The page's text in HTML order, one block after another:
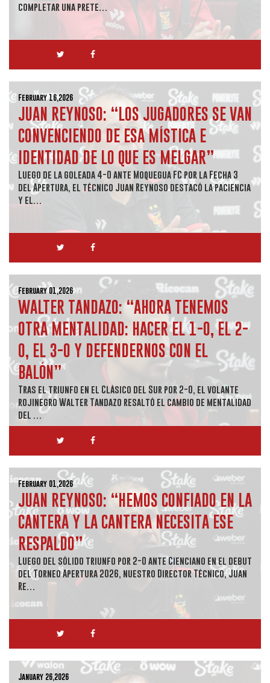
completar una prete…
February 16,2026
JUAN REYNOSO: “LOS JUGADORES SE VAN
CONVENCIENDO DE ESA MÍSTICA E
IDENTIDAD DE LO QUE ES MELGAR”
Luego de la goleada 4-0 ante Moquegua FC por la Fecha 3
del Apertura, el técnico Juan Reynoso destacó la paciencia
y el…
February 01,2026
WALTER TANDAZO: “AHORA TENEMOS
OTRA MENTALIDAD: HACER EL 1-0, EL 2-
0, EL 3-0 Y DEFENDERNOS CON EL
BALÓN”
Tras el triunfo en el Clásico del Sur por 2-0, el volante
rojinegro Walter Tandazo resaltó el cambio de mentalidad
del …
February 01,2026
JUAN REYNOSO: “HEMOS CONFIADO EN LA
CANTERA Y LA CANTERA NECESITA ESE
RESPALDO”
Luego del sólido triunfo por 2-0 ante Cienciano en el debut
del Torneo Apertura 2026, nuestro Director Técnico, Juan
Re…
January 26,2026